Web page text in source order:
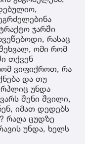
ჯარში
რასაც
ომი რომ
თქვენ
ვიფიქროთ, რა
და თუ
უნდა
შენი შვილი,
იმათ დედებს
რაღა ცუდზე
უნდა, ხელს